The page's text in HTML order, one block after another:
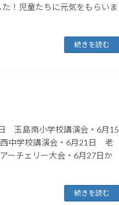
！児童たちに元気をもらいま
続きを読む
玉島南小学校講演会・6月15
中学校講演会・6月21日 老
ーチェリー大会・6月27日か
続きを読む